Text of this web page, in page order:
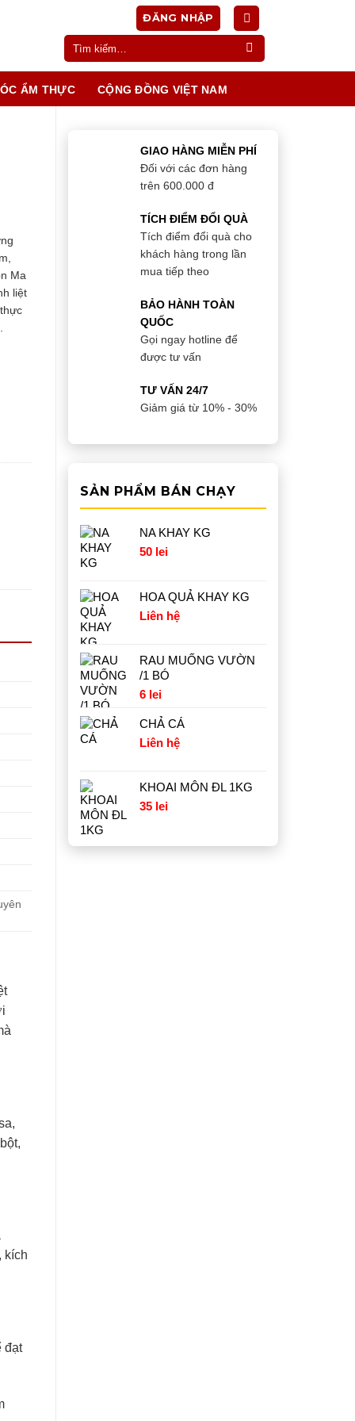
ĐĂNG NHẬP
Tìm
kiếm:
ẨM THỰC CỘNG ĐỒNG VIỆT NAM
GIAO HÀNG MIỄN PHÍ
Đối với các đơn hàng
trên 600.000 đ
TÍCH ĐIỂM ĐỔI QUÀ
Tích điểm đổi quà cho
khách hàng trong lần
mua tiếp theo
BẢO HÀNH TOÀN
QUỐC
Gọi ngay hotline để
được tư vấn
TƯ VẤN 24/7
Giảm giá từ 10% - 30%
SẢN PHẨM BÁN CHẠY
NA KHAY KG
50 lei
HOA QUẢ KHAY KG
Liên hệ
RAU MUỐNG VƯỜN
/1 BÓ
6 lei
CHẢ CÁ
Liên hệ
KHOAI MÔN ĐL 1KG
35 lei
Ma
liệt
kích
đạt